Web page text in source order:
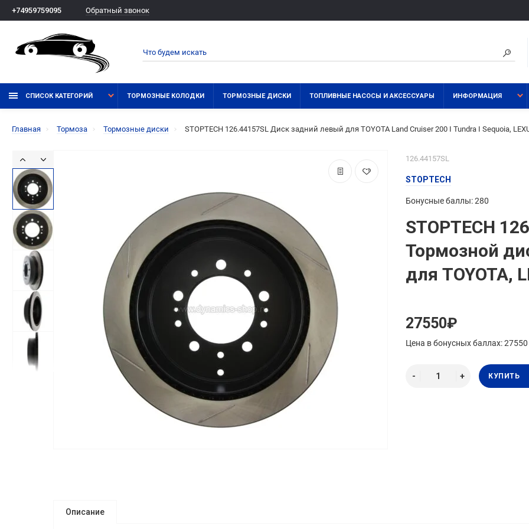
+74959759095 Обратный звонок
СПИСОК КАТЕГОРИЙ ТОРМОЗНЫЕ КОЛОДКИ ТОРМОЗНЫЕ ДИСКИ ТОПЛИВНЫЕ НАСОСЫ И АКСЕССУАРЫ ИНФОРМАЦИЯ
Главная Тормоза Тормозные диски STOPTECH 126.44157SL Диск задний левый для TOYOTA Land Cruiser 200 I Tundra I Sequoia,
126.44157SL
STOPTECH
Бонусные баллы: 280
STOPTECH
Тормозной
для TOYOTA,
27550₽
Цена в бонусных баллах: 27550
КУПИТЬ
Описание